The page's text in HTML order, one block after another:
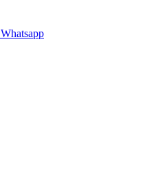
Whatsapp